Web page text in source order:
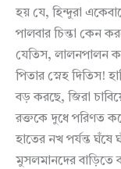
হয় যে, হিন্দুরা
পালবার চিন্তা কেন
যেতিস, লালনপালন
পিতার স্নেহ দিতিস!
বড় করছে, জিরা
রক্তকে দুধে পরিণত
হাতের নখ পর্যন্ত ঘঁষে
মুসলমানদের বাড়িতে